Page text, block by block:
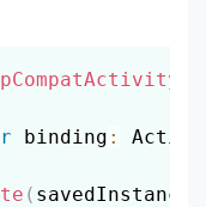
binding :
(
Скопировать